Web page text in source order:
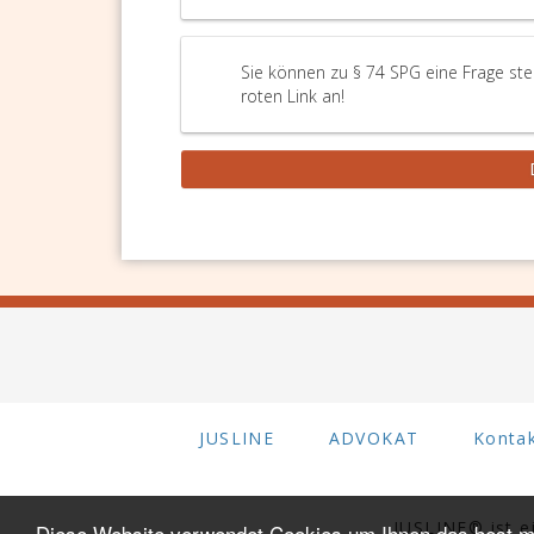
Sie können zu § 74 SPG eine Frage
roten Link an!
JUSLINE ADVOKAT
JUSLINE® ist